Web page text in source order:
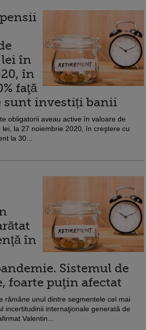
lei în
în
faţă
sunt investiți banii
obligatorii aveau active în valoare de
la 27 noiembrie 2020, în creştere cu
la 30...
în
Sistemul de
foarte puţin afectat
rămâne unul dintre segmentele cel mai
incertitudinii internaţionale generată de
Valentin...